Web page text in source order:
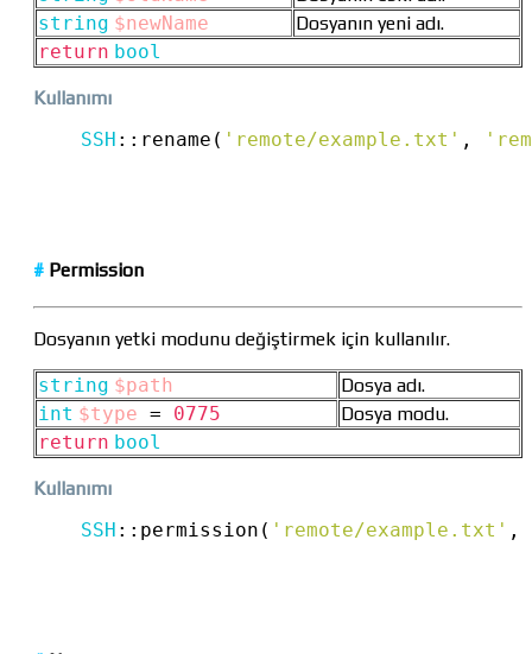
string $newName
Dosyanın yeni adı.
return bool
Kullanımı
SSH :: rename( 'remote/example.txt' ,
# Permission
Dosyanın yetki modunu değiştirmek için kullanılır.
string $path
Dosya adı.
int $type = 0775
Dosya modu.
return bool
Kullanımı
SSH :: permission( 'remote/example.txt' ,